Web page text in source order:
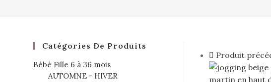
Produit
Catégories De Produits
Bébé Fille 6 à 36 mois
AUTOMNE - HIVER